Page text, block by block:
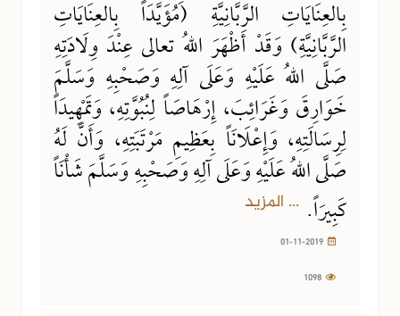
بِالعِنَايَاتِ الرَّبَّانِيَّةِ (مُؤَيَّدَاً بِالعِنَايَاتِ
الرَّبَّانِيَّةِ) وَقَدْ أَظْهَرَ اللهُ تعالى عِنْدَ وِلَادَتِهِ
صَلَّى اللهُ عَلَيْهِ وَعَلَى آلِهِ وَصَحْبِهِ وَسَلَّمَ
خَوَارِقَ وَغَرَائِبَ، إِرْهَاصَاً لِنُبُوَّتِهِ، وَتَمْهِيدَاً
لِرِسَالَتِهِ، وَإِعْلَانَاً بِعَظِيمِ مَرْتَبَتِهِ، وَأَنَّ لَهُ
صَلَّى اللهُ عَلَيْهِ وَعَلَى آلِهِ وَصَحْبِهِ وَسَلَّمَ شَأْنَاً
كَبِيرَاً. ... المزيد